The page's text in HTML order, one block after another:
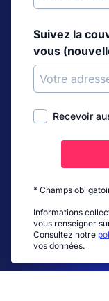
Suivez la
vous
Recevoir
* Champs
Informations
vous renseigner
Consultez notre
vos données.